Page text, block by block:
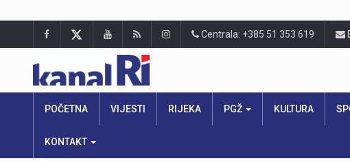
Centrala: +385 51 353 619
POČETNA VIJESTI RIJEKA PGŽ KULTURA
KONTAKT